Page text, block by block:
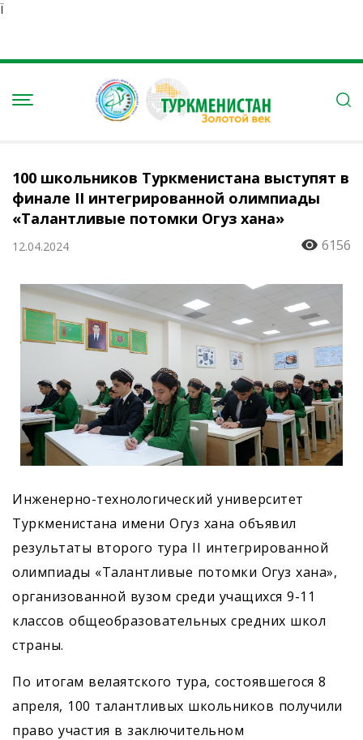
Ï
100 школьников Туркменистана выступят в
финале II интегрированной олимпиады
«Талантливые потомки Огуз хана»
12.04.2024 6156
Инженерно-технологический университет
Туркменистана имени Огуз хана объявил
результаты второго тура II интегрированной
олимпиады «Талантливые потомки Огуз хана»,
организованной вузом среди учащихся 9-11
классов общеобразовательных средних школ
страны.
По итогам велаятского тура, состоявшегося 8
апреля, 100 талантливых школьников получили
право участия в заключительном